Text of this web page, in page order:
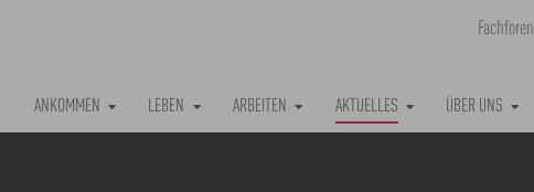
ANKOMMEN LEBEN ARBEITEN AKTUELLES(CURRENT)ÜBER UNS
Fachforen